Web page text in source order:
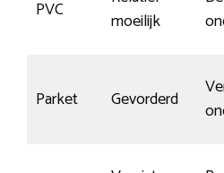
PVC
moeilijk
Parket Gevorderd